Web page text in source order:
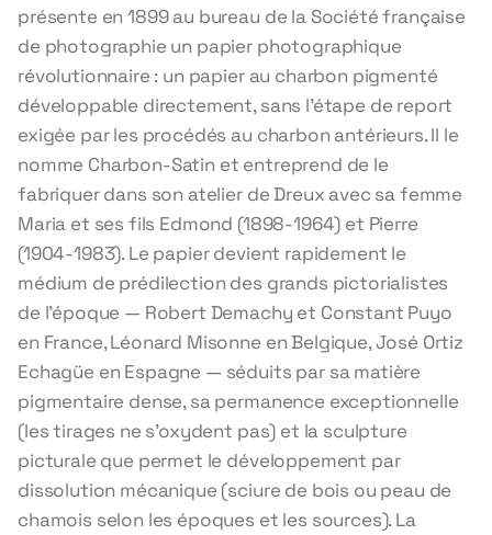
présente en 1899 au bureau de la Société française
de photographie un papier photographique
révolutionnaire : un papier au charbon pigmenté
développable directement, sans l'étape de report
exigée par les procédés au charbon antérieurs. Il le
nomme Charbon-Satin et entreprend de le
fabriquer dans son atelier de Dreux avec sa femme
Maria et ses fils Edmond (1898-1964) et Pierre
(1904-1983). Le papier devient rapidement le
médium de prédilection des grands pictorialistes
de l'époque — Robert Demachy et Constant Puyo
en France, Léonard Misonne en Belgique, José Ortiz
Echagüe en Espagne — séduits par sa matière
pigmentaire dense, sa permanence exceptionnelle
(les tirages ne s'oxydent pas) et la sculpture
picturale que permet le développement par
dissolution mécanique (sciure de bois ou peau de
chamois selon les époques et les sources). La